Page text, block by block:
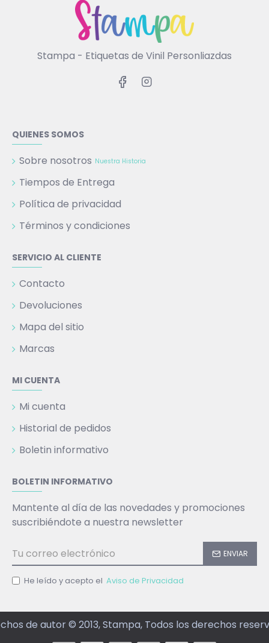
Stampa - Etiquetas de Vinil Personliazdas
QUIENES SOMOS
Sobre nosotros Nuestra Historia
Tiempos de Entrega
Política de privacidad
Términos y condiciones
SERVICIO AL CLIENTE
Contacto
Devoluciones
Mapa del sitio
Marcas
MI CUENTA
Mi cuenta
Historial de pedidos
Boletin informativo
BOLETIN INFORMATIVO
Mantente al día de las novedades y promociones
suscribiéndote a nuestra newsletter
ENVIAR
He leído y acepto el Aviso de Privacidad
de autor © 2013, Stampa, Todos los derechos